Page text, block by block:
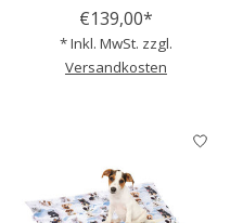
€139,00*
* Inkl. MwSt. zzgl.
Versandkosten